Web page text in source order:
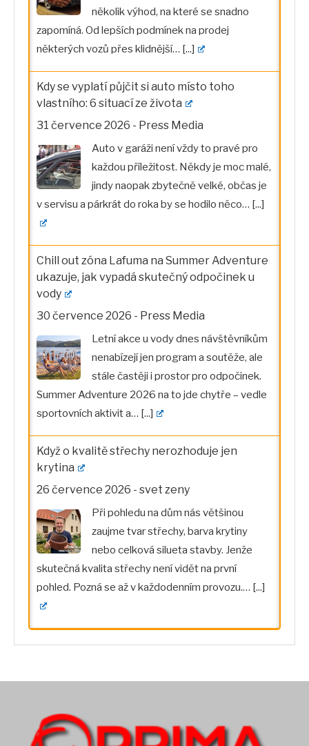
několik výhod, na které se snadno
zapomíná. Od lepších podmínek na prodej
některých vozů přes klidnější… [...]
Kdy se vyplatí půjčit si auto místo toho
vlastního: 6 situací ze života
31 července 2026 - Press Media
Auto v garáži není vždy to pravé pro
každou příležitost. Někdy je moc malé,
jindy naopak zbytečně velké, občas je
v servisu a párkrát do roka by se hodilo něco… [...]
Chill out zóna Lafuma na Summer Adventure
ukazuje, jak vypadá skutečný odpočinek u
vody
30 července 2026 - Press Media
Letní akce u vody dnes návštěvníkům
nenabízejí jen program a soutěže, ale
stále častěji i prostor pro odpočinek.
Summer Adventure 2026 na to jde chytře – vedle
sportovních aktivit a… [...]
Když o kvalitě střechy nerozhoduje jen
krytina
26 července 2026 - svet zeny
Při pohledu na dům nás většinou
zaujme tvar střechy, barva krytiny
nebo celková silueta stavby. Jenže
skutečná kvalita střechy není vidět na první
pohled. Pozná se až v každodenním provozu.… [...]